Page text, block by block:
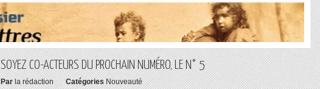
SOYEZ CO-ACTEURS DU PROCHAIN NUMÉRO, LE N° 5
Par la rédaction Catégories Nouveauté